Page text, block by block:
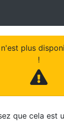
plus
!
que cela est